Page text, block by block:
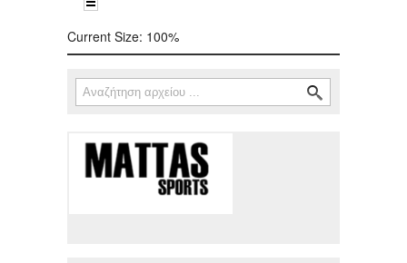
Current Size: 100%
Φόρμα αναζήτησης
Αναζήτηση